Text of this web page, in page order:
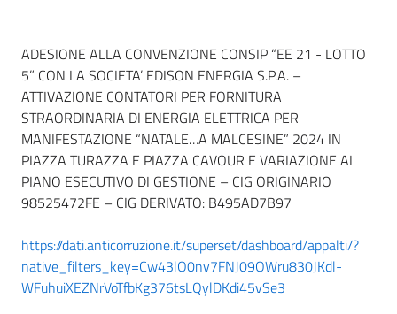
ADESIONE ALLA CONVENZIONE CONSIP “EE 21 - LOTTO
5” CON LA SOCIETA’ EDISON ENERGIA S.P.A. –
ATTIVAZIONE CONTATORI PER FORNITURA
STRAORDINARIA DI ENERGIA ELETTRICA PER
MANIFESTAZIONE “NATALE…A MALCESINE” 2024 IN
PIAZZA TURAZZA E PIAZZA CAVOUR E VARIAZIONE AL
PIANO ESECUTIVO DI GESTIONE – CIG ORIGINARIO
98525472FE – CIG DERIVATO: B495AD7B97
https://dati.anticorruzione.it/superset/dashboard/appalti/?
native_filters_key=Cw43lO0nv7FNJ09OWru830JKdl-
WFuhuiXEZNrVoTfbKg376tsLQylDKdi45vSe3